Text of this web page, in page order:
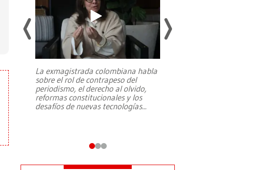
La exmagistrada colombiana habla
sobre el rol de contrapeso del
periodismo, el derecho al olvido,
reformas constitucionales y los
desafíos de nuevas tecnologías...